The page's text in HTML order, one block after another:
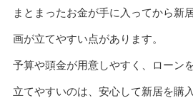
まとまったお金が手に入ってから新
画が立てやすい点があります。
予算や頭金が用意しやすく、ローン
立てやすいのは、安心して新居を購